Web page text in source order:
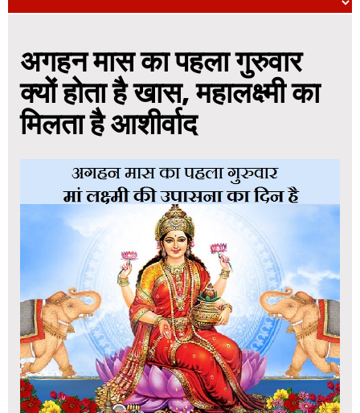
अगहन मास का पहला गुरुवार
क्यों होता है खास, महालक्ष्मी का
मिलता है आशीर्वाद